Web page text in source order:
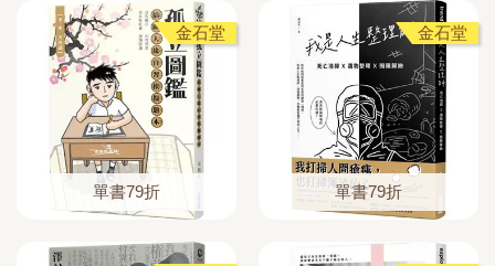
金石堂
單書79折
金石堂
單書79折